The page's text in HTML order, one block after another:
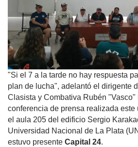
"Si el 7 a la tarde no hay respuesta
plan de lucha", adelantó el dirigente
Clasista y Combativa Rubén "Vasco"
conferencia de prensa realizada este
el aula 205 del edificio Sergio
Universidad Nacional de La Plata
estuvo presente Capital 24.